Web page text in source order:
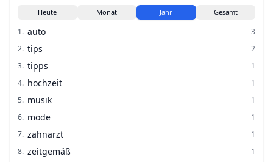
Heute Monat Jahr Gesamt
1. auto
3
2. tips
2
3. tipps
1
4. hochzeit
1
5. musik
1
6. mode
1
7. zahnarzt
1
8. zeitgemäß
1